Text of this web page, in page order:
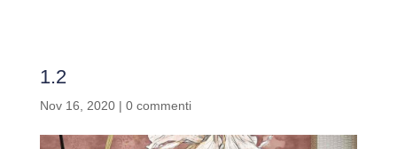
1.2
Nov 16, 2020| 0 commenti